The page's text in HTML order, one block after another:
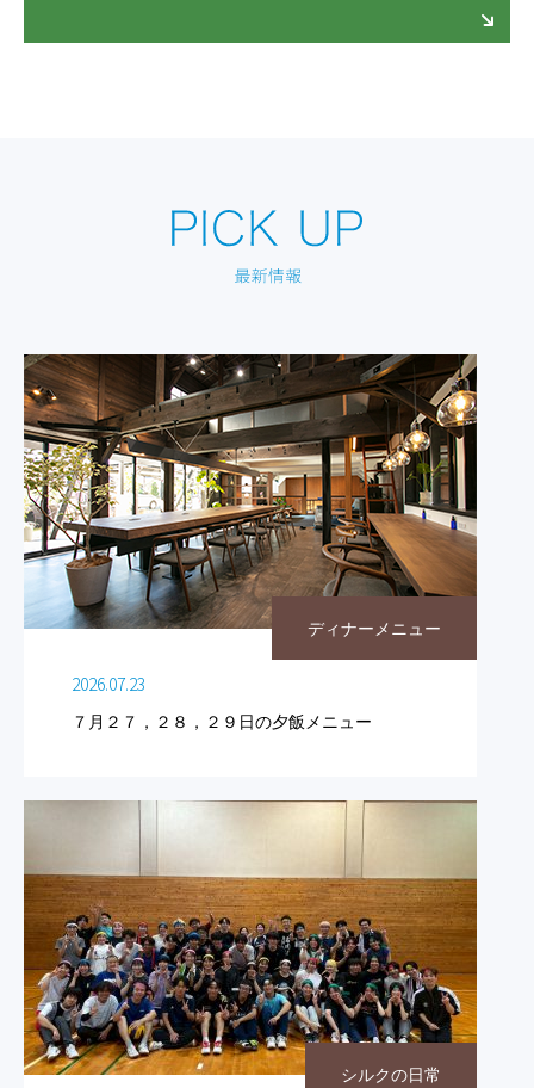
ディナーメニュー
2026.07.23
７月２７，２８，２９日の夕飯メニュー
シルクの日常